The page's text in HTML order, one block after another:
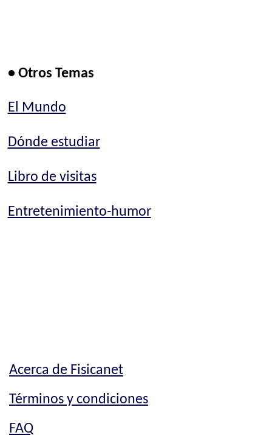
• Otros Temas
El Mundo
Dónde estudiar
Libro de visitas
Entretenimiento-humor
Acerca de Fisicanet
Términos y condiciones
FAQ